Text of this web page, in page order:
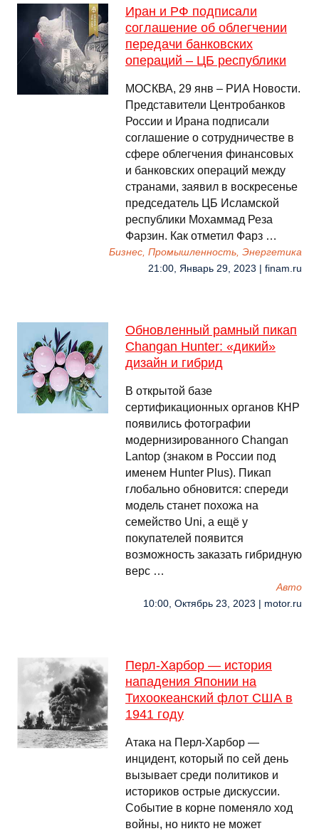
Иран и РФ подписали
соглашение об облегчении
передачи банковских
операций – ЦБ республики
МОСКВА, 29 янв – РИА Новости.
Представители Центробанков
России и Ирана подписали
соглашение о сотрудничестве в
сфере облегчения финансовых
и банковских операций между
странами, заявил в воскресенье
председатель ЦБ Исламской
республики Мохаммад Реза
Фарзин. Как отметил Фарз …
Бизнес, Промышленность, Энергетика
21:00, Январь 29, 2023 | finam.ru
Обновленный рамный пикап
Changan Hunter: «дикий»
дизайн и гибрид
В открытой базе
сертификационных органов КНР
появились фотографии
модернизированного Changan
Lantop (знаком в России под
именем Hunter Plus). Пикап
глобально обновится: спереди
модель станет похожа на
семейство Uni, а ещё у
покупателей появится
возможность заказать гибридную
верс …
Авто
10:00, Октябрь 23, 2023 | motor.ru
Перл-Харбор — история
нападения Японии на
Тихоокеанский флот США в
1941 году
Атака на Перл-Харбор —
инцидент, который по сей день
вызывает среди политиков и
историков острые дискуссии.
Событие в корне поменяло ход
войны, но никто не может